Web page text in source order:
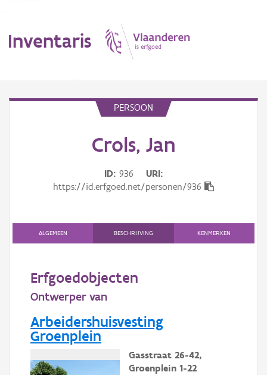
Inventaris
Thema
Persoon of collectief
Downloads
Hergebruik
PERSOON
Crols, Jan
ID 936
URI
https://id.erfgoed.net/personen/936
ALGEMEEN BESCHRIJVING KENMERKEN
Erfgoedobjecten
Ontwerper van
Arbeidershuisvesting
Groenplein
Gasstraat 26-42,
Groenplein 1-22